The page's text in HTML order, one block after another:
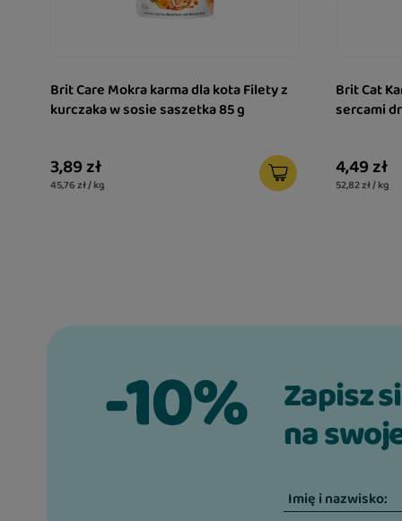
substancje mineralne
Składniki odżywcze
włókno surowe 0,2%
Brit Care Mokra karma dla kota Filety z
kurczaka w sosie saszetka 85 g
3,89 zł
45,76 zł / kg
Brit Cat
sercami
4,49 zł
52,82 zł / kg
-10% Zapisz
na
Imię i nazwisko: